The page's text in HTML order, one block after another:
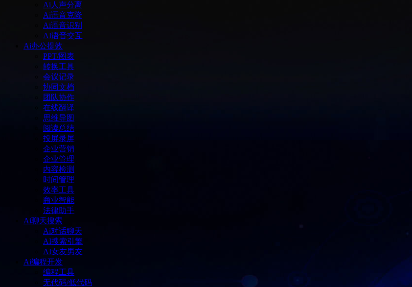
Ai人声分离
Ai语音克隆
Ai语音识别
AI语音交互
Ai办公提效
PPT/图表
转换工具
会议记录
协同文档
团队协作
在线翻译
思维导图
阅读总结
投屏录屏
企业营销
企业管理
内容检测
时间管理
效率工具
商业智能
法律助手
Ai聊天搜索
Ai对话聊天
AI搜索引擎
AI女友男友
Ai编程开发
编程工具
无代码/低代码